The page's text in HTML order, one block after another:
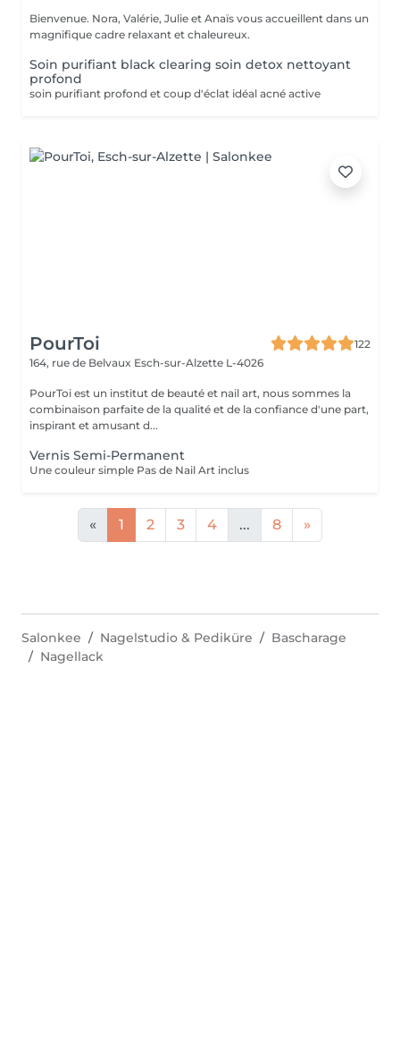
Bienvenue. Nora, Valérie, Julie et Anaïs vous accueillent dans un
magnifique cadre relaxant et chaleureux.
Soin purifiant black clearing soin detox nettoyant
profond
soin purifiant profond et coup d'éclat idéal acné active
PourToi
122
164, rue de Belvaux Esch-sur-Alzette L-4026
PourToi est un institut de beauté et nail art, nous sommes la
combinaison parfaite de la qualité et de la confiance d'une part,
inspirant et amusant d...
Vernis Semi-Permanent
Une couleur simple Pas de Nail Art inclus
« 1 2 3 4 ... 8 »
Salonkee Nagelstudio & Pediküre
Bascharage
Nagellack